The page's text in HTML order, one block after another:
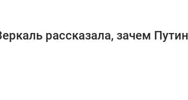
рассказала, зачем Путин